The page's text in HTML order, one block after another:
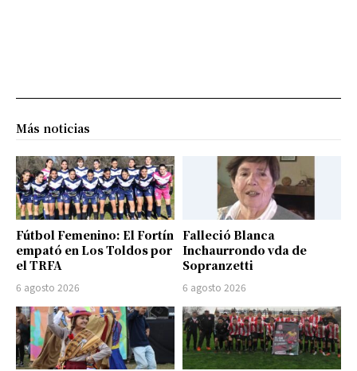
Más noticias
Fútbol Femenino: El Fortín
empató en Los Toldos por
el TRFA
6 agosto 2026
Falleció Blanca
Inchaurrondo vda de
Sopranzetti
6 agosto 2026